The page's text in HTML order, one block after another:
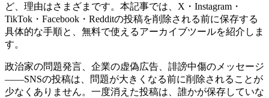
ど、理由はさまざまです。本記事では、X・Instagram・
TikTok・Facebook・Redditの投稿を削除される前に保存する
具体的な手順と、無料で使えるアーカイブツールを紹介しま
す。
政治家の問題発言、企業の虚偽広告、誹謗中傷のメッセージ
——SNSの投稿は、問題が大きくなる前に削除されることが
少なくありません。一度消えた投稿は、誰かが保存していな